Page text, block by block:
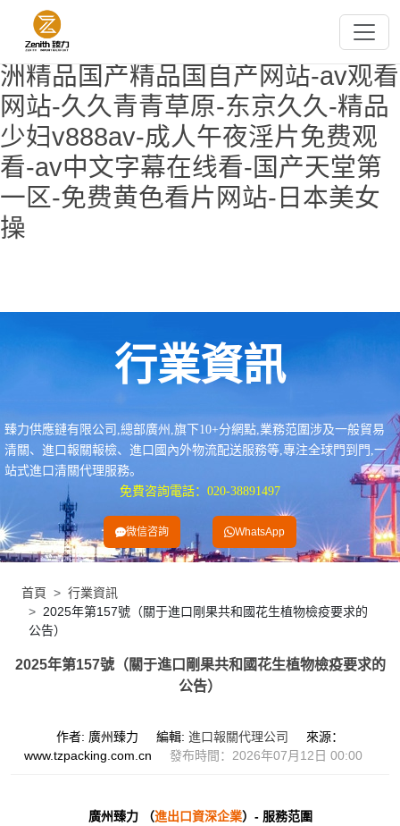
欧美午夜精品-超碰小说-国产片91-
国产精品自拍第一页-国产六区-亚
洲精品国产精品国自产网站-av观看
网站-久久青青草原-东京久久-精品
少妇v888av-成人午夜淫片免费观
看-av中文字幕在线看-国产天堂第
一区-免费黄色看片网站-日本美女
操
行業資訊
臻力供應鏈有限公司,總部廣州,旗下10+分網點,業務范圍涉及一般貿易
清關、進口報關報檢、進口國內外物流配送服務等,專注全球門到門,一
站式進口清關代理服務。
免費咨詢電話：020-38891497
微信咨詢 WhatsApp
首頁
行業資訊
2025年第157號（關于進口剛果共和國花生植物檢疫要求的
公告）
2025年第157號（關于進口剛果共和國花生植物檢疫要求的
公告）
作者: 廣州臻力 編輯: 進口報關代理公司
來源：
www.tzpacking.com.cn 發布時間：2026年07月12日 00:00
廣州臻力 （進出口資深企業）- 服務范圍